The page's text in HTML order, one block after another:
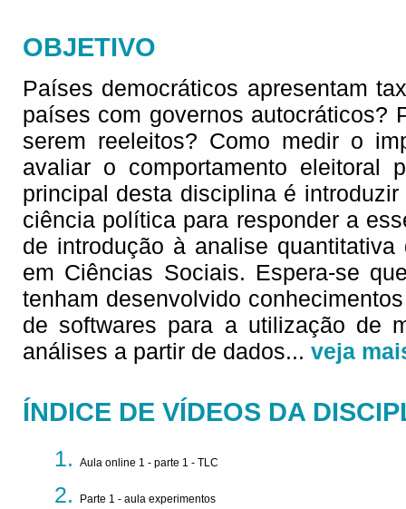
OBJETIVO
Países democráticos apresentam
países com governos autocráticos?
serem reeleitos? Como medir o
avaliar o comportamento eleitoral
principal desta disciplina é
ciência política para responder a
de introdução à analise
em Ciências Sociais. Espera-se
tenham desenvolvido
de softwares para a utilização de
análises a partir de dados... veja
ÍNDICE DE VÍDEOS DA
Aula online 1 - parte 1 - TLC
Parte 1 - aula experimentos